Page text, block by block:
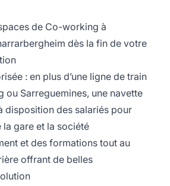
de Co-working à
dès la fin de votre
: en plus d’une ligne de train
ou Sarreguemines, une navette
disposition des salariés pour
la gare et la société
et des formations tout au
offrant de belles